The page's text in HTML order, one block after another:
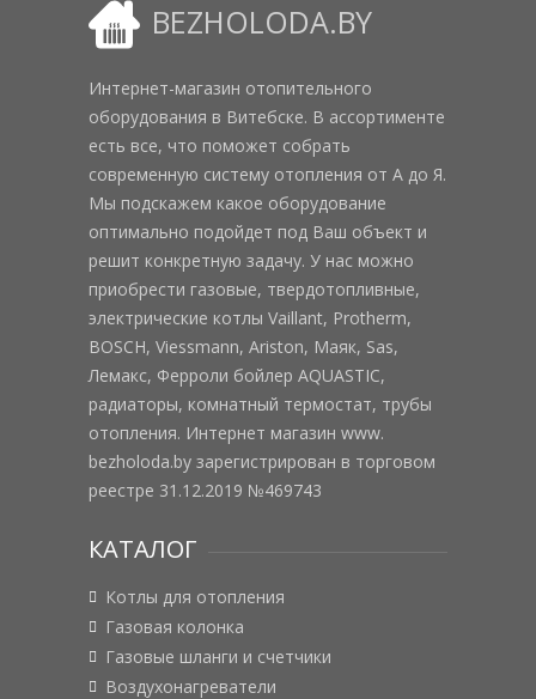
BEZHOLODA.BY
Интернет-магазин отопительного
оборудования в Витебске. В ассортименте
есть все, что поможет собрать
современную систему отопления от А до Я.
Мы подскажем какое оборудование
оптимально подойдет под Ваш объект и
решит конкретную задачу. У нас можно
приобрести газовые, твердотопливные,
электрические котлы Vaillant, Protherm,
BOSCH, Viessmann, Ariston, Маяк, Sas,
Лемакс, Ферроли бойлер AQUASTIC,
радиаторы, комнатный термостат, трубы
отопления. Интернет магазин www.
bezholoda.by зарегистрирован в торговом
реестре 31.12.2019 №469743
КАТАЛОГ
Котлы для отопления
Газовая колонка
Газовые шланги и счетчики
Воздухонагреватели